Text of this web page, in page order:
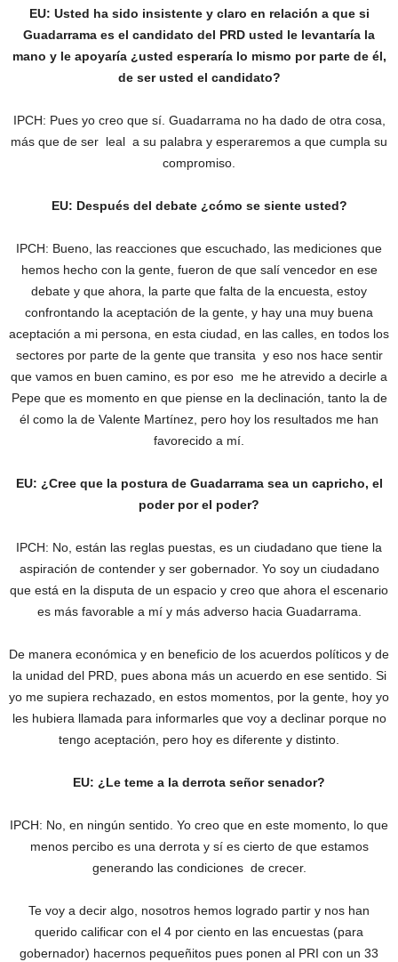
EU: Usted ha sido insistente y claro en relación a que si
Guadarrama es el candidato del PRD usted le levantaría la
mano y le apoyaría ¿usted esperaría lo mismo por parte de él,
de ser usted el candidato?
IPCH: Pues yo creo que sí. Guadarrama no ha dado de otra cosa,
más que de ser leal a su palabra y esperaremos a que cumpla su
compromiso.
EU: Después del debate ¿cómo se siente usted?
IPCH: Bueno, las reacciones que escuchado, las mediciones que
hemos hecho con la gente, fueron de que salí vencedor en ese
debate y que ahora, la parte que falta de la encuesta, estoy
confrontando la aceptación de la gente, y hay una muy buena
aceptación a mi persona, en esta ciudad, en las calles, en todos los
sectores por parte de la gente que transita y eso nos hace sentir
que vamos en buen camino, es por eso me he atrevido a decirle a
Pepe que es momento en que piense en la declinación, tanto la de
él como la de Valente Martínez, pero hoy los resultados me han
favorecido a mí.
EU: ¿Cree que la postura de Guadarrama sea un capricho, el
poder por el poder?
IPCH: No, están las reglas puestas, es un ciudadano que tiene la
aspiración de contender y ser gobernador. Yo soy un ciudadano
que está en la disputa de un espacio y creo que ahora el escenario
es más favorable a mí y más adverso hacia Guadarrama.
De manera económica y en beneficio de los acuerdos políticos y de
la unidad del PRD, pues abona más un acuerdo en ese sentido. Si
yo me supiera rechazado, en estos momentos, por la gente, hoy yo
les hubiera llamada para informarles que voy a declinar porque no
tengo aceptación, pero hoy es diferente y distinto.
EU: ¿Le teme a la derrota señor senador?
IPCH: No, en ningún sentido. Yo creo que en este momento, lo que
menos percibo es una derrota y sí es cierto de que estamos
generando las condiciones de crecer.
Te voy a decir algo, nosotros hemos logrado partir y nos han
querido calificar con el 4 por ciento en las encuestas (para
gobernador) hacernos pequeñitos pues ponen al PRI con un 33